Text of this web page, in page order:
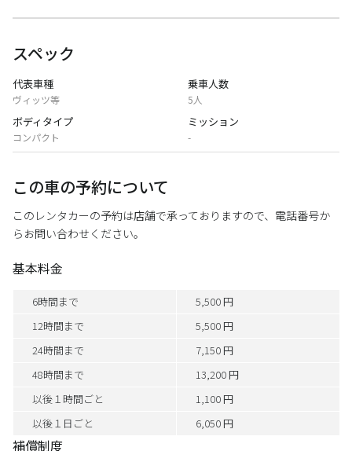
スペック
代表車種
ヴィッツ等
乗車人数
5人
ボディタイプ
コンパクト
ミッション
-
この車の予約について
このレンタカーの予約は店舗で承っておりますので、電話番号か
らお問い合わせください。
基本料金
6時間まで
5,500 円
12時間まで
5,500 円
24時間まで
7,150 円
48時間まで
13,200 円
以後１時間ごと
1,100 円
以後１日ごと
6,050 円
補償制度